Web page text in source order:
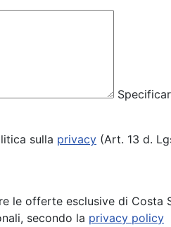
sulla privacy (Art. 13 d.
le offerte esclusive di Costa
secondo la privacy policy